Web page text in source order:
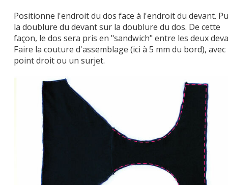
Positionne l'endroit du dos face à l'endroit du devant.
la doublure du devant sur la doublure du dos. De cette
façon, le dos sera pris en "sandwich" entre les deux
Faire la couture d'assemblage (ici à 5 mm du bord),
point droit ou un surjet.